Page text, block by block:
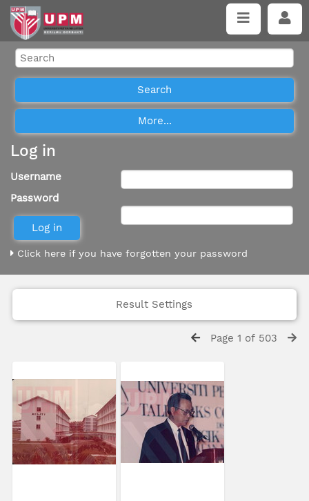
Log in
Username
Password
Click here if you have forgotten your password
Result Settings
Page 1 of 503